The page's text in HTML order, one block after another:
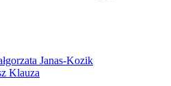
Janas-Kozik
Klauza